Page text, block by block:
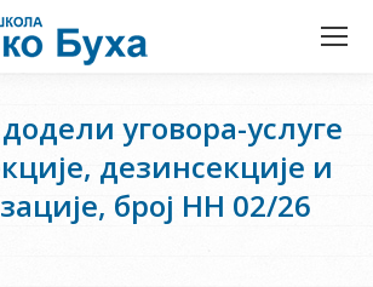
уговора-услуге
дезинсекције и
број НН 02/26